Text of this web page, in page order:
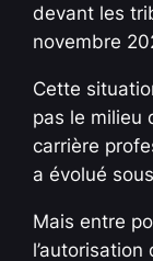
devant les
novembre
Cette
pas le milieu
carrière
a évolué
Mais entre